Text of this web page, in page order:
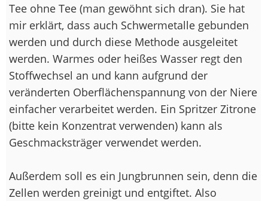
Tee ohne Tee (man gewöhnt sich dran). Sie hat
mir erklärt, dass auch Schwermetalle gebunden
werden und durch diese Methode ausgeleitet
werden. Warmes oder heißes Wasser regt den
Stoffwechsel an und kann aufgrund der
veränderten Oberflächenspannung von der Niere
einfacher verarbeitet werden. Ein Spritzer Zitrone
(bitte kein Konzentrat verwenden) kann als
Geschmacksträger verwendet werden.
Außerdem soll es ein Jungbrunnen sein, denn die
Zellen werden greinigt und entgiftet. Also